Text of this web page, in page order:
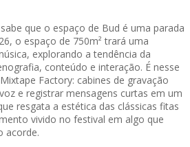
que o espaço de Bud é uma parada
o espaço de 750m² trará uma
explorando a tendência da
conteúdo e interação. É nesse
Factory: cabines de gravação
e registrar mensagens curtas em um
resgata a estética das clássicas fitas
vivido no festival em algo que
acorde.